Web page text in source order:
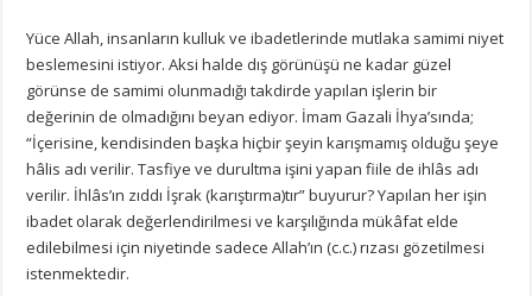
Yüce Allah, insanların kulluk ve ibadetlerinde mutlaka samimi niyet
beslemesini istiyor. Aksi halde dış görünüşü ne kadar güzel
görünse de samimi olunmadığı takdirde yapılan işlerin bir
değerinin de olmadığını beyan ediyor. İmam Gazali İhya’sında;
“İçerisine, kendisinden başka hiçbir şeyin karışmamış olduğu şeye
hâlis adı verilir. Tasfiye ve durultma işini yapan fiile de ihlâs adı
verilir. İhlâs’ın zıddı İşrak (karıştırma)tır” buyurur? Yapılan her işin
ibadet olarak değerlendirilmesi ve karşılığında mükâfat elde
edilebilmesi için niyetinde sadece Allah’ın (c.c.) rızası gözetilmesi
istenmektedir.